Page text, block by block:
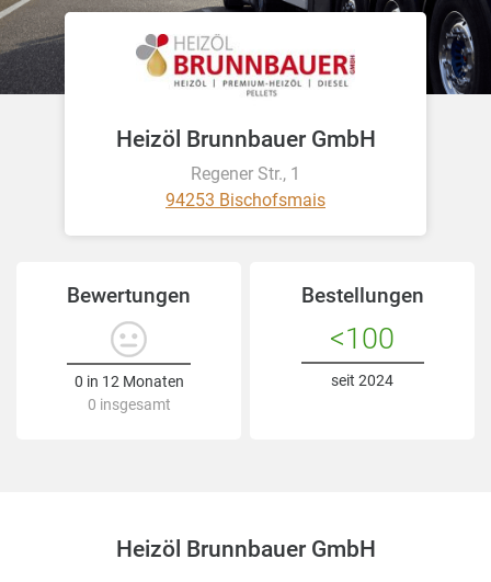
Heizöl Brunnbauer GmbH
Regener Str., 1
94253 Bischofsmais
Bewertungen
0 in 12 Monaten
0 insgesamt
Bestellungen
<100
seit 2024
Heizöl Brunnbauer GmbH